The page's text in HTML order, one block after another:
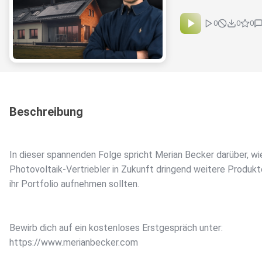
0 0 0
Beschreibung
In dieser spannenden Folge spricht Merian Becker darüber,
Photovoltaik-Vertriebler in Zukunft dringend weitere
ihr Portfolio aufnehmen sollten.
Bewirb dich auf ein kostenloses Erstgespräch unter:
https://www.merianbecker.com